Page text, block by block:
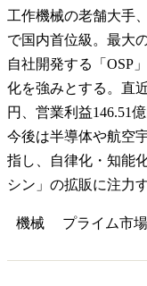
工作機械の老舗大手
で国内首位級。最大
自社開発する「OSP
化を強みとする。直
円、営業利益146.51
今後は半導体や航空
指し、自律化・知能
シン」の拡販に注力す
機械 プライム市場